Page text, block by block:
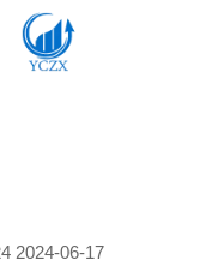
2024-06-17 10:34:24